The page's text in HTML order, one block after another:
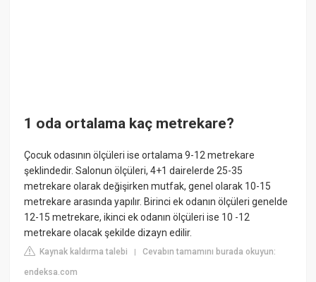
1 oda ortalama kaç metrekare?
Çocuk odasının ölçüleri ise ortalama 9-12 metrekare
şeklindedir. Salonun ölçüleri, 4+1 dairelerde 25-35
metrekare olarak değişirken mutfak, genel olarak 10-15
metrekare arasında yapılır. Birinci ek odanın ölçüleri genelde
12-15 metrekare, ikinci ek odanın ölçüleri ise 10 -12
metrekare olacak şekilde dizayn edilir.
Kaynak kaldırma talebi |Cevabın tamamını burada okuyun:
endeksa.com